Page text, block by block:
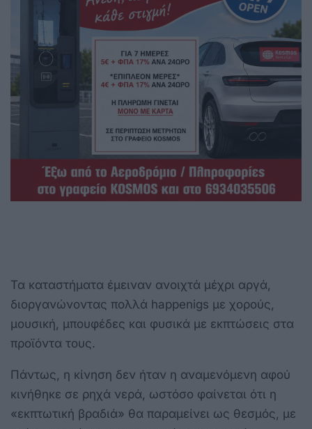
Τα καταστήματα έμειναν ανοιχτά μέχρι αργά,
διοργανώνοντας πολλά happenigs με χορούς,
μουσική, μπουφέδες και φυσικά με εκπτώσεις στα
προϊόντα τους.
Πάντως, η κίνηση δεν ήταν η αναμενόμενη αφού
κινήθηκε σε ρηχά νερά, ωστόσο φαίνεται ότι η
«εκπτωτική βραδιά» θα παραμείνει ως θεσμός, με